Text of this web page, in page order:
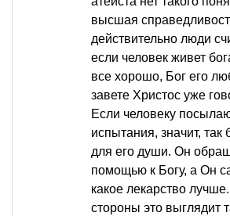
высшая
действительно люди
если человек живет
все хорошо, Бог его
завете Христос уже
Если человеку
испытания, значит, так
для его души. Он
помощью к Богу, а Он
какое лекарство
стороны это выглядит